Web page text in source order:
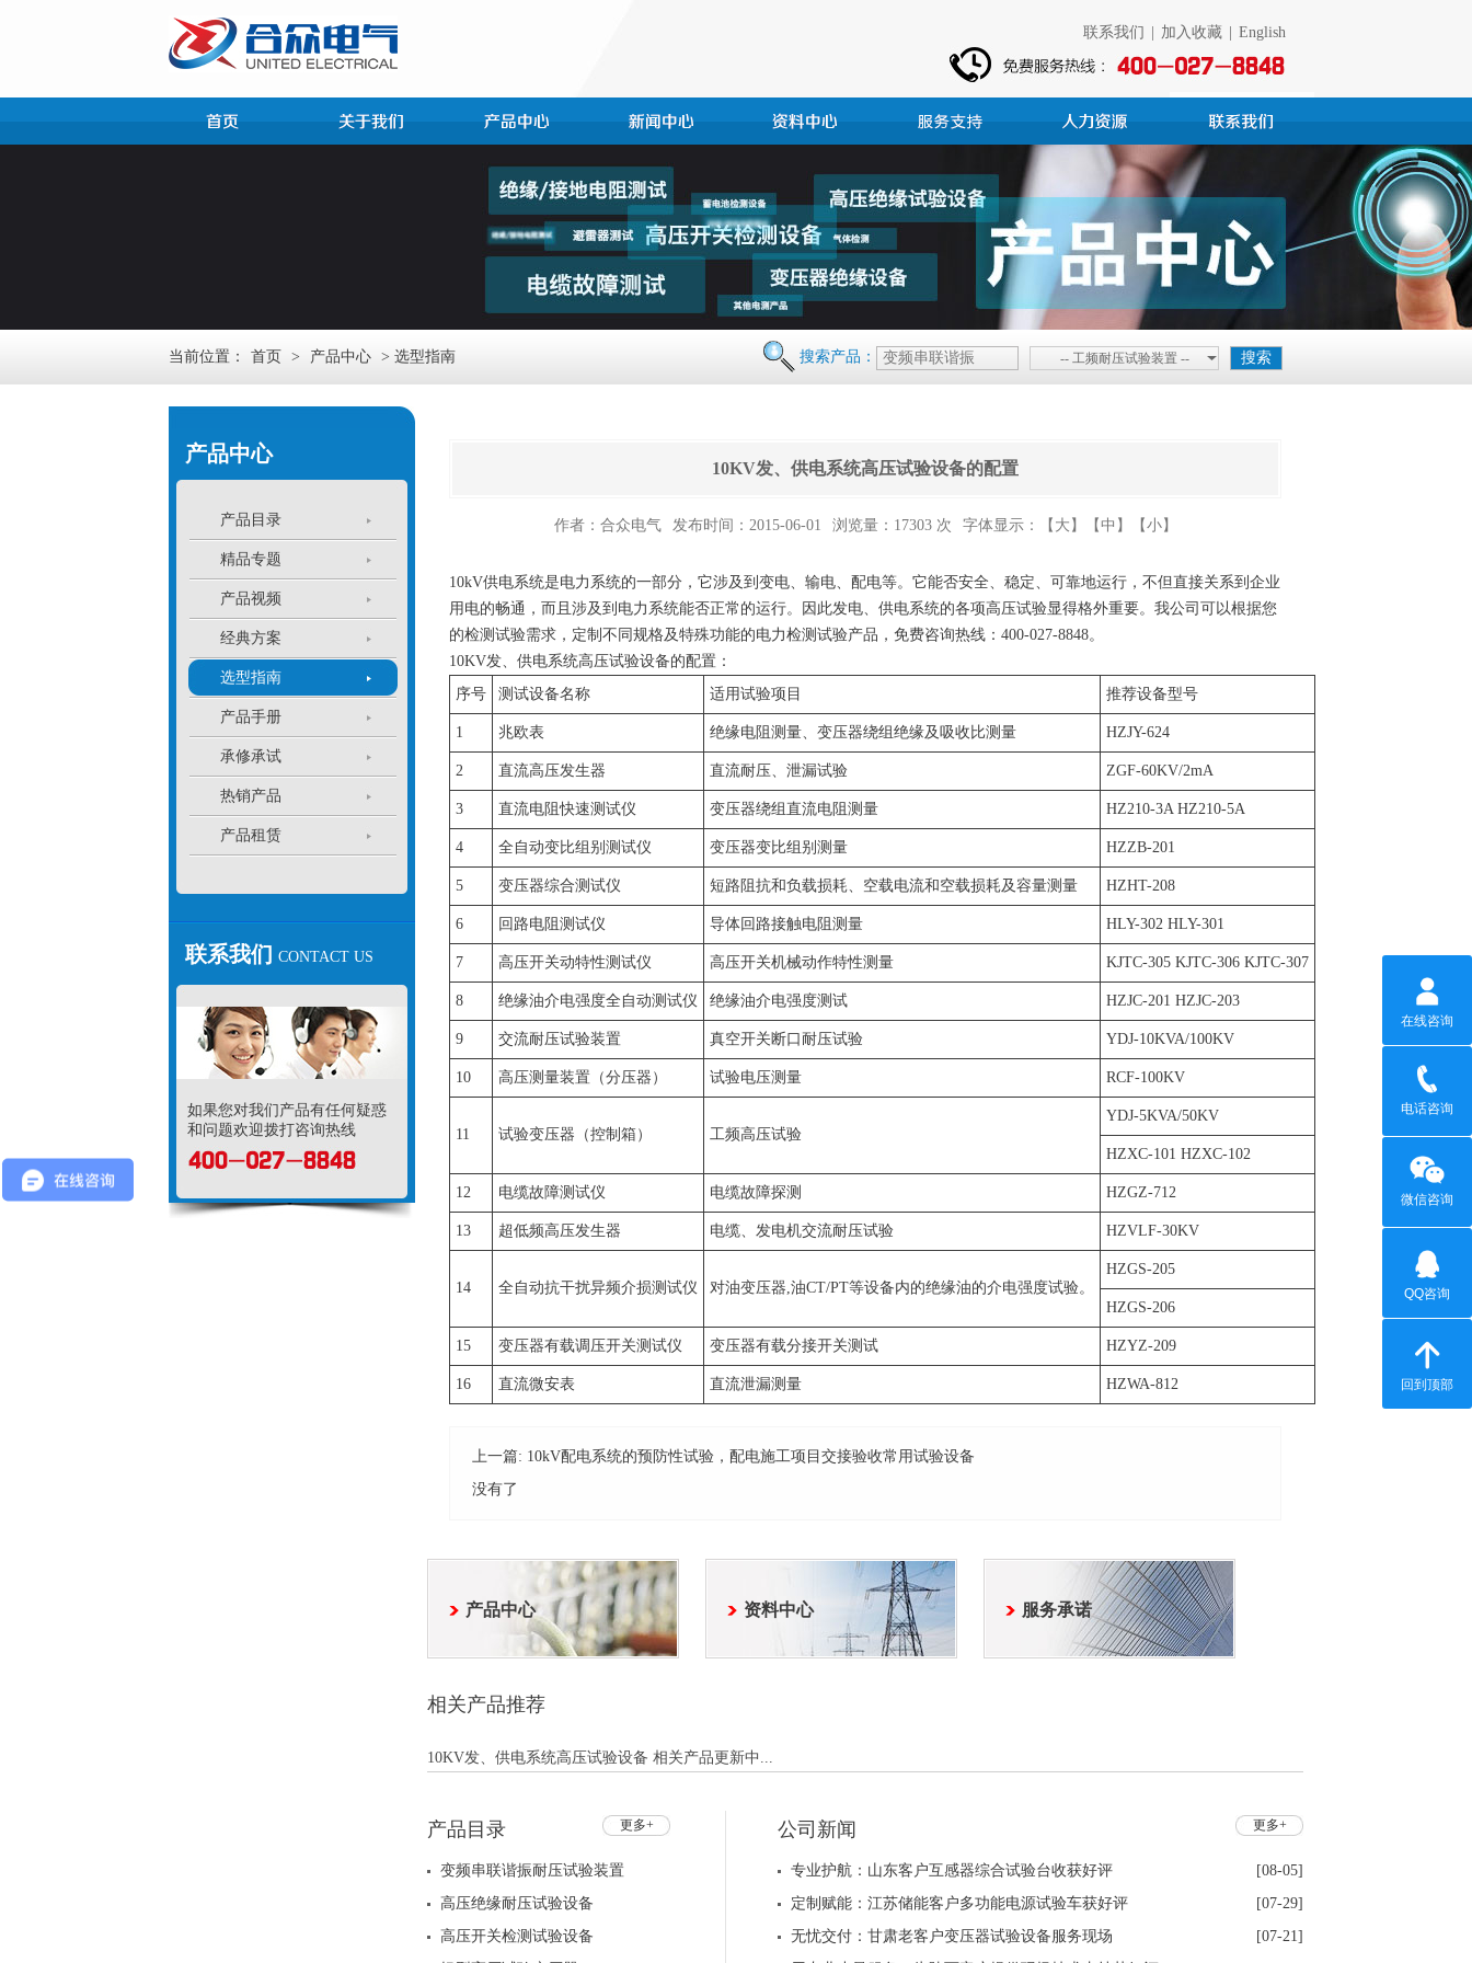
联系我们 加入收藏 English
当前位置： 首页 > 产品中心 > 选型指南 搜索产品： -- 工频耐压试验装置 --
产品中心
产品目录
精品专题
产品视频
经典方案
选型指南
产品手册
承修承试
热销产品
产品租赁
联系我们 CONTACT US
如果您对我们产品有任何疑惑
和问题欢迎拨打咨询热线
10KV发、供电系统高压试验设备的配置
作者：合众电气 发布时间：2015-06-01 浏览量：17303 次 字体显示： 【大】 【中】 【小】
10kV供电系统是电力系统的一部分，它涉及到变电、输电、配电等。它能否安全、稳定、可靠地运行，不但直接关系到企业
用电的畅通，而且涉及到电力系统能否正常的运行。因此发电、供电系统的各项高压试验显得格外重要。我公司可以根据您
的检测试验需求，定制不同规格及特殊功能的电力检测试验产品，免费咨询热线：400-027-8848。
10KV发、供电系统高压试验设备的配置：
序号
测试设备名称 适用试验项目 推荐设备型号
1 兆欧表 绝缘电阻测量、变压器绕组绝缘及吸收比测量 HZJY-624
2 直流高压发生器 直流耐压、泄漏试验 ZGF-60KV/2mA
3 直流电阻快速测试仪 变压器绕组直流电阻测量 HZ210-3A HZ210-5A
4 全自动变比组别测试仪 变压器变比组别测量 HZZB-201
5 变压器综合测试仪 短路阻抗和负载损耗、空载电流和空载损耗及容量测量 HZHT-208
6 回路电阻测试仪 导体回路接触电阻测量 HLY-302 HLY-301
7 高压开关动特性测试仪 高压开关机械动作特性测量 KJTC-305 KJTC-306 KJTC-307
8 绝缘油介电强度全自动测试仪 绝缘油介电强度测试 HZJC-201 HZJC-203
9 交流耐压试验装置 真空开关断口耐压试验 YDJ-10KVA/100KV
10 高压测量装置（分压器） 试验电压测量 RCF-100KV
11 试验变压器（控制箱） 工频高压试验
YDJ-5KVA/50KV
HZXC-101 HZXC-102
12 电缆故障测试仪 电缆故障探测 HZGZ-712
13 超低频高压发生器 电缆、发电机交流耐压试验 HZVLF-30KV
14 全自动抗干扰异频介损测试仪 对油变压器,油CT/PT等设备内的绝缘油的介电强度试验。
HZGS-205
HZGS-206
15 变压器有载调压开关测试仪 变压器有载分接开关测试 HZYZ-209
16 直流微安表 直流泄漏测量 HZWA-812
上一篇: 10kV配电系统的预防性试验，配电施工项目交接验收常用试验设备
没有了
产品中心 资料中心 服务承诺
相关产品推荐
10KV发、供电系统高压试验设备 相关产品更新中...
更多+
产品目录
变频串联谐振耐压试验装置
高压绝缘耐压试验设备
高压开关检测试验设备
更多+
公司新闻
[08-05]
专业护航：山东客户互感器综合试验台收获好评
[07-29]
定制赋能：江苏储能客户多功能电源试验车获好评
[07-21]
无忧交付：甘肃老客户变压器试验设备服务现场
在线咨询
电话咨询
微信咨询
QQ咨询
回到顶部